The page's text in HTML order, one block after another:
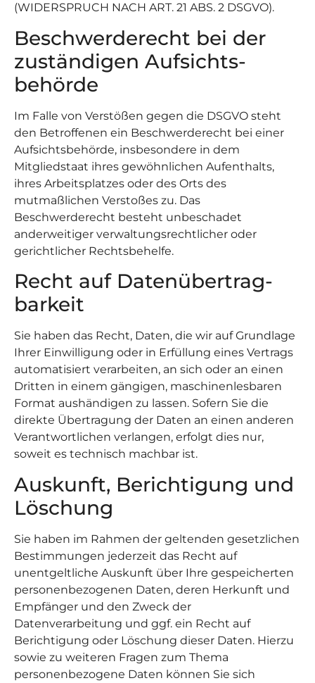
(WIDERSPRUCH NACH ART. 21 ABS. 2 DSGVO).
Beschwerde­recht bei der
zuständigen Aufsichts­
behörde
Im Falle von Verstößen gegen die DSGVO steht
den Betroffenen ein Beschwerderecht bei einer
Aufsichtsbehörde, insbesondere in dem
Mitgliedstaat ihres gewöhnlichen Aufenthalts,
ihres Arbeitsplatzes oder des Orts des
mutmaßlichen Verstoßes zu. Das
Beschwerderecht besteht unbeschadet
anderweitiger verwaltungsrechtlicher oder
gerichtlicher Rechtsbehelfe.
Recht auf Daten­übertrag­
barkeit
Sie haben das Recht, Daten, die wir auf Grundlage
Ihrer Einwilligung oder in Erfüllung eines Vertrags
automatisiert verarbeiten, an sich oder an einen
Dritten in einem gängigen, maschinenlesbaren
Format aushändigen zu lassen. Sofern Sie die
direkte Übertragung der Daten an einen anderen
Verantwortlichen verlangen, erfolgt dies nur,
soweit es technisch machbar ist.
Auskunft, Berichtigung und
Löschung
Sie haben im Rahmen der geltenden gesetzlichen
Bestimmungen jederzeit das Recht auf
unentgeltliche Auskunft über Ihre gespeicherten
personenbezogenen Daten, deren Herkunft und
Empfänger und den Zweck der
Datenverarbeitung und ggf. ein Recht auf
Berichtigung oder Löschung dieser Daten. Hierzu
sowie zu weiteren Fragen zum Thema
personenbezogene Daten können Sie sich